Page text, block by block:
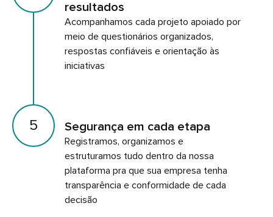
resultados
Acompanhamos cada projeto apoiado por
meio de questionários organizados,
respostas confiáveis e orientação às
iniciativas
5 Segurança em cada etapa
Registramos, organizamos e
estruturamos tudo dentro da nossa
plataforma pra que sua empresa tenha
transparência e conformidade de cada
decisão